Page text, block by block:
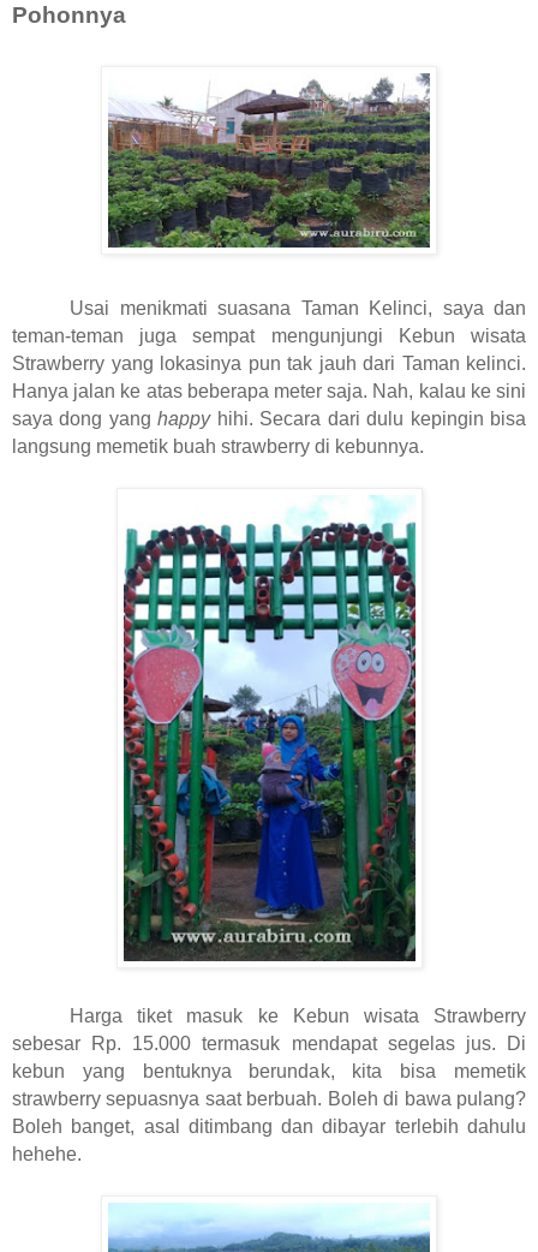
Pohonnya
Usai menikmati suasana Taman Kelinci, saya dan
teman-teman juga sempat mengunjungi Kebun wisata
Strawberry yang lokasinya pun tak jauh dari Taman kelinci.
Hanya jalan ke atas beberapa meter saja. Nah, kalau ke sini
saya dong yanghappyhihi. Secara dari dulu kepingin bisa
langsung memetik buah strawberry di kebunnya.
Harga tiket masuk ke Kebun wisata Strawberry
sebesar Rp. 15.000 termasuk mendapat segelas jus. Di
kebun yang bentuknya berundak, kita bisa memetik
strawberry sepuasnya saat berbuah. Boleh di bawa pulang?
Boleh banget, asal ditimbang dan dibayar terlebih dahulu
hehehe.